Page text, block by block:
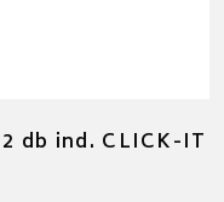
db ind. CLICK-IT